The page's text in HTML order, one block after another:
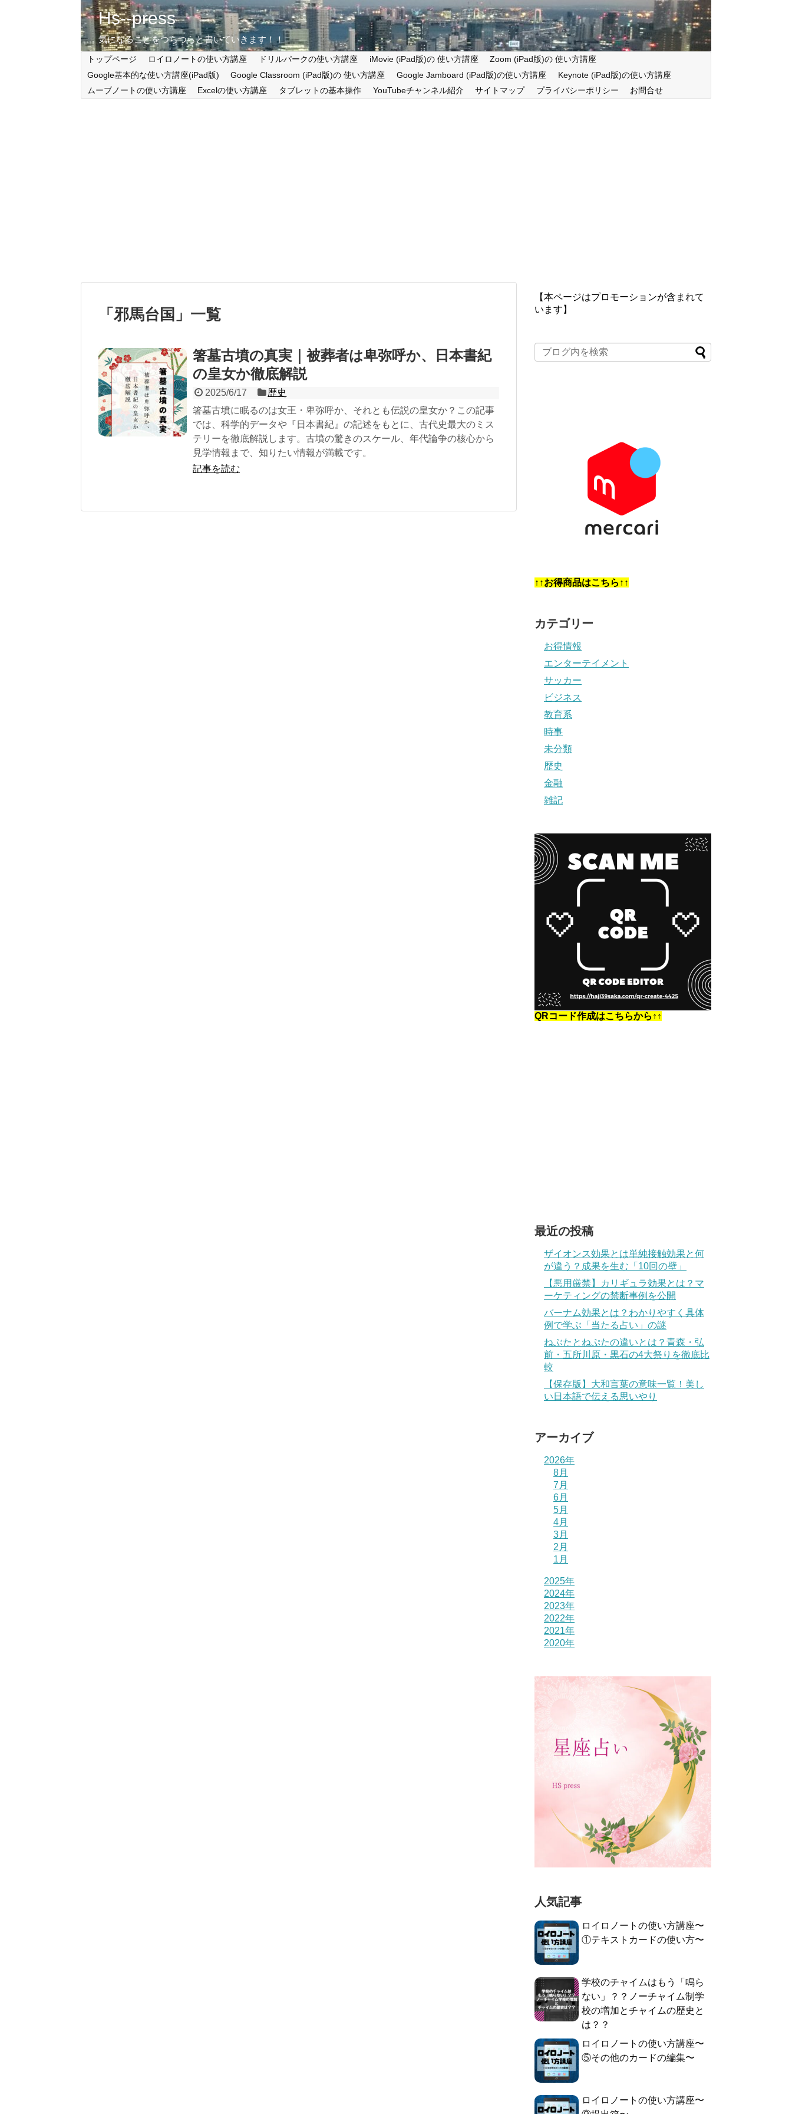
Hs--press
気になることをつらつらと書いていきます！！
トップページ ロイロノートの使い方講座 ドリルパークの使い方講座 iMovie (iPad版)の 使い方講座
Zoom (iPad版)の 使い方講座
Google基本的な使い方講座(iPad版)
Google Classroom (iPad版)の 使い方講座 Google Jamboard (iPad版)の使い方講座
Keynote (iPad版)の使い方講座
ムーブノートの使い方講座
Excelの使い方講座 タブレットの基本操作 YouTubeチャンネル紹介 サイトマップ プライバシーポリシー お問合せ
「 邪馬台国 」 一覧
箸墓古墳の真実｜被葬者は卑弥呼か、日本書紀
の皇女か徹底解説
2025/6/17
歴史
箸墓古墳に眠るのは女王・卑弥呼か、それとも伝説の皇女か？この記事
では、科学的データや『日本書紀』の記述をもとに、古代史最大のミス
テリーを徹底解説します。古墳の驚きのスケール、年代論争の核心から
見学情報まで、知りたい情報が満載です。
記事を読む
【本ページはプロモーションが含まれて
います】
↑↑お得商品はこちら↑↑
カテゴリー
お得情報
エンターテイメント
サッカー
ビジネス
教育系
時事
未分類
歴史
金融
雑記
QRコード作成はこちらから↑↑
最近の投稿
ザイオンス効果とは単純接触効果と何
が違う？成果を生む「10回の壁」
【悪用厳禁】カリギュラ効果とは？マ
ーケティングの禁断事例を公開
バーナム効果とは？わかりやすく具体
例で学ぶ「当たる占い」の謎
ねぶたとねぷたの違いとは？青森・弘
前・五所川原・黒石の4大祭りを徹底比
較
【保存版】大和言葉の意味一覧！美し
い日本語で伝える思いやり
アーカイブ
2026年
8月
7月
6月
5月
4月
3月
2月
1月
2025年
2024年
2023年
2022年
2021年
2020年
人気記事
ロイロノートの使い方講座〜
①テキストカードの使い方〜
学校のチャイムはもう「鳴ら
ない」？？ノーチャイム制学
校の増加とチャイムの歴史と
は？？
ロイロノートの使い方講座〜
⑤その他のカードの編集〜
ロイロノートの使い方講座〜